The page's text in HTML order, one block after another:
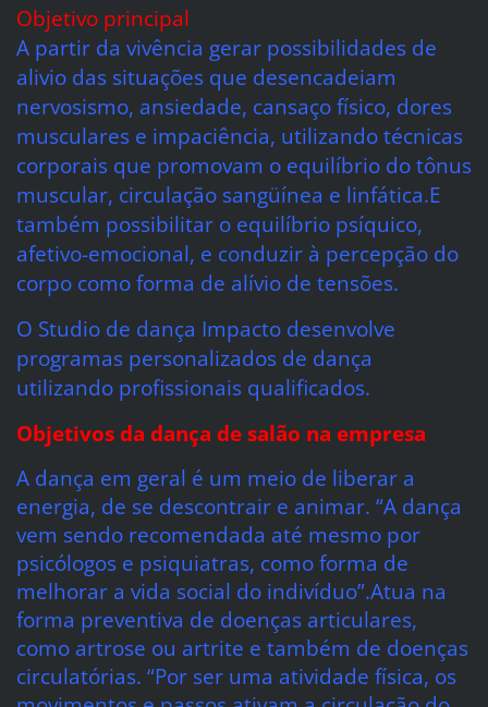
Objetivo principal
A partir da vivência gerar possibilidades de
alivio das situações que desencadeiam
nervosismo, ansiedade, cansaço físico, dores
musculares e impaciência, utilizando técnicas
corporais que promovam o equilíbrio do tônus
muscular, circulação sangüínea e linfática.E
também possibilitar o equilíbrio psíquico,
afetivo-emocional, e conduzir à percepção do
corpo como forma de alívio de tensões.
O Studio de dança Impacto desenvolve
programas personalizados de dança
utilizando profissionais qualificados.
Objetivos da dança de salão na empresa
A dança em geral é um meio de liberar a
energia, de se descontrair e animar. “A dança
vem sendo recomendada até mesmo por
psicólogos e psiquiatras, como forma de
melhorar a vida social do indivíduo”.Atua na
forma preventiva de doenças articulares,
como artrose ou artrite e também de doenças
circulatórias. “Por ser uma atividade física, os